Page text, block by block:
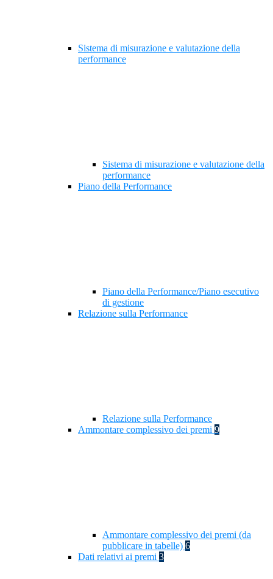
Sistema di misurazione e valutazione della
performance
Sistema di misurazione e valutazione della
performance
Piano della Performance
Piano della Performance/Piano esecutivo
di gestione
Relazione sulla Performance
Relazione sulla Performance
Ammontare complessivo dei premi 9
Ammontare complessivo dei premi (da
pubblicare in tabelle) 6
Dati relativi ai premi 3